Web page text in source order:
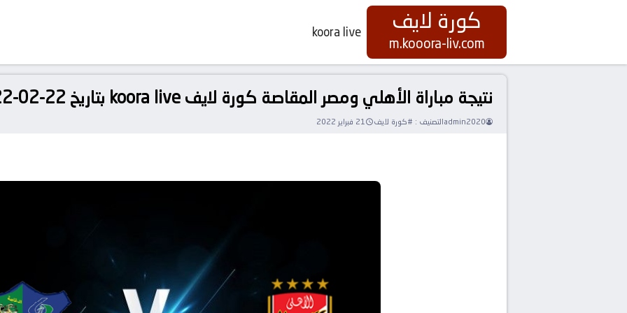
كورة لايف
m.kooora-liv.com
koora live
نتيجة مباراة الأهلي ومصر المقاصة كورة لايف koora live بتاريخ 22-02-2022 الدوري المصري
admin2020التصنيف : #كورة لايف 21 فبراير 2022